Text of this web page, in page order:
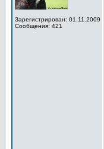
Зарегистрирован: 01.11.2009
Сообщения: 421